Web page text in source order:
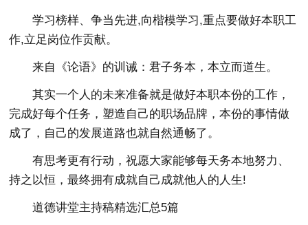
学习榜样、争当先进,向楷模学习,重点要做好本职工
作,立足岗位作贡献。
来自《论语》的训诫：君子务本，本立而道生。
其实一个人的未来准备就是做好本职本份的工作，
完成好每个任务，塑造自己的职场品牌，本份的事情做
成了，自己的发展道路也就自然通畅了。
有思考更有行动，祝愿大家能够每天务本地努力、
持之以恒，最终拥有成就自己成就他人的人生!
道德讲堂主持稿精选汇总5篇